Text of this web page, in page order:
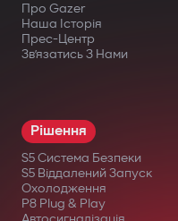
Про Gazer
Наша Історія
Прес-Центр
Зв’язатись З Нами
Рішення
S5 Система Безпеки
S5 Віддалений Запуск
Охолодження
P8 Plug & Play